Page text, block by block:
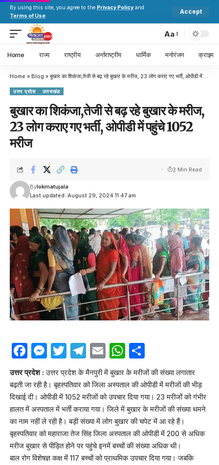
By using this site, you agree to the Privacy Policy and
Terms of Use.
Accept
Aa
Home राज्य राष्ट्रीय अर्न्तराष्ट्रीय धार्मिक मनोरंजन क्राइम
Home » Blog » बुखार का शिकंजा,तेजी से बढ़ रहे बुखार के मरीज, 23 लोग कराए गए भर्ती, ओपीडी में पहुंचे 1052 मरीज
उत्तर प्रदेश उत्तराखंड
बुखार का शिकंजा,तेजी से बढ़ रहे बुखार के मरीज,
23 लोग कराए गए भर्ती, ओपीडी में पहुंचे 1052
मरीज
Last updated: August 29, 2024 11:47 am
Bylokmatujala
2 Min Read
Facebook
Messenger
Twitter
Telegram
EmailWhatsApp
उत्तर प्रदेश :उत्तर प्रदेश के मैनपुरी में बुखार के मरीजों की संख्या लगातार
बढ़ती जा रही है। बृहस्पतिवार को जिला अस्पताल की ओपीडी में मरीजों की भीड़
दिखाई दी। ओपीडी में 1052 मरीजों को उपचार दिया गया। 23 मरीजों को गंभीर
हालत में अस्पताल में भर्ती कराया गया। जिले में बुखार के मरीजों की संख्या थमने
का नाम नहीं ले रही है। बड़ी संख्या में लोग बुखार की चपेट में आ रहे हैं।
बृहस्पतिवार को महाराजा तेज सिंह जिला अस्पताल की ओपीडी में 200 से अधिक
मरीज बुखार से पीड़ित होने पर पहुंचे इनमें बच्चों की संख्या अधिक थी।
बाल रोग विशेषज्ञ कक्ष में 117 बच्चों को प्राथमिक उपचार दिया गया। जबकि